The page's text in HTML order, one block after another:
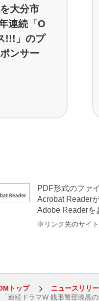
大分市
連続「O
!!!」のプ
ンサー
PDF形式のファ
Acrobat Reader
Adobe Readerを
※リンク先のサイ
トップ
ニュースリリ
「連続ドラマW 銭形警部漆黒